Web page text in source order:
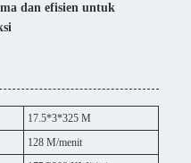
dan efisien untuk
17.5*3*325 M
128 M/menit